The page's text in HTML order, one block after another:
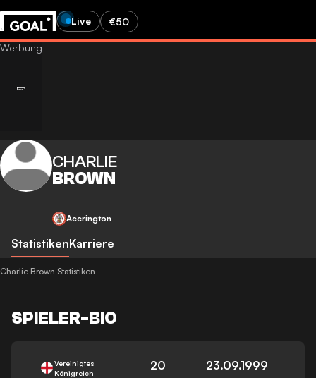
Live €50
CHARLIE
BROWN
Accrington
StatistikenKarriere
Charlie Brown Statistiken
SPIELER-BIO
Vereinigtes
Königreich
20 23.09.1999